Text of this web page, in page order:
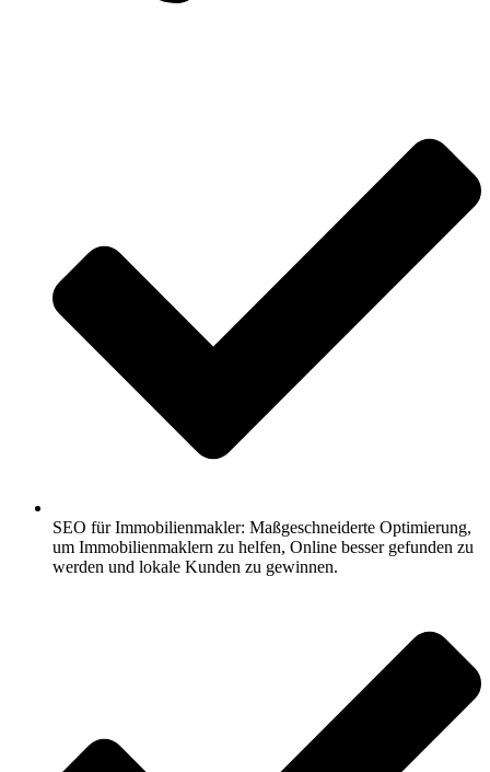
SEO für Immobilienmakler: Maßgeschneiderte Optimierung,
um Immobilienmaklern zu helfen, Online besser gefunden zu
werden und lokale Kunden zu gewinnen.